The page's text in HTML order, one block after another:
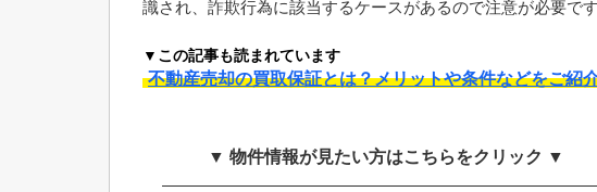
識され、詐欺行為に該当するケースがあるので注意が必要です
▼この記事も読まれています
不動産売却の買取保証とは？メリットや条件などをご紹
▼ 物件情報が見たい方はこちらをクリック ▼